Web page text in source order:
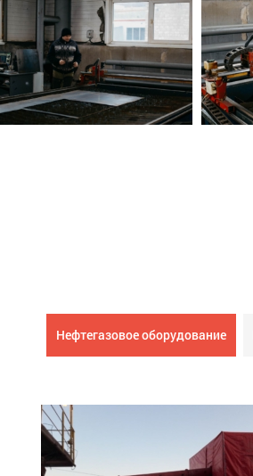
Нефтегазовое оборудование